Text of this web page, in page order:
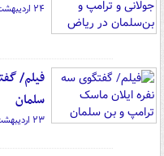
۲۴ اردیبهشت ۰۴ - ۱۲:۱۸
فیلم/
سلمان
۲۳ اردیبهشت ۰۴ - ۱۴:۴۵